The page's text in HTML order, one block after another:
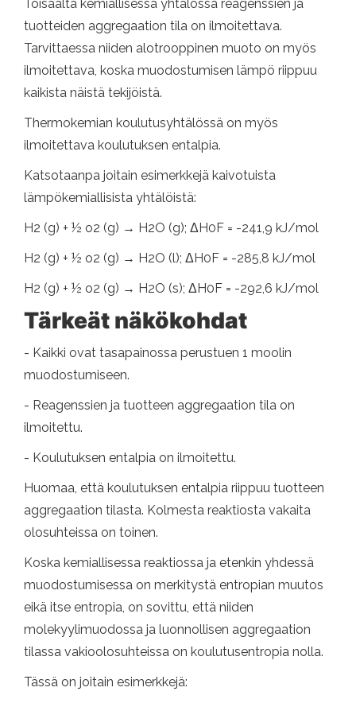
Toisaalta kemiallisessa yhtälössä reagenssien ja
tuotteiden aggregaation tila on ilmoitettava.
Tarvittaessa niiden alotrooppinen muoto on myös
ilmoitettava, koska muodostumisen lämpö riippuu
kaikista näistä tekijöistä.
Thermokemian koulutusyhtälössä on myös
ilmoitettava koulutuksen entalpia.
Katsotaanpa joitain esimerkkejä kaivotuista
lämpökemiallisista yhtälöistä:
H2 (g) + ½ o2 (g) → H2O (g); ΔH0F = -241,9 kJ/mol
H2 (g) + ½ o2 (g) → H2O (l); ΔH0F = -285,8 kJ/mol
H2 (g) + ½ o2 (g) → H2O (s); ΔH0F = -292,6 kJ/mol
Tärkeät näkökohdat
- Kaikki ovat tasapainossa perustuen 1 moolin
muodostumiseen.
- Reagenssien ja tuotteen aggregaation tila on
ilmoitettu.
- Koulutuksen entalpia on ilmoitettu.
Huomaa, että koulutuksen entalpia riippuu tuotteen
aggregaation tilasta. Kolmesta reaktiosta vakaita
olosuhteissa on toinen.
Koska kemiallisessa reaktiossa ja etenkin yhdessä
muodostumisessa on merkitystä entropian muutos
eikä itse entropia, on sovittu, että niiden
molekyylimuodossa ja luonnollisen aggregaation
tilassa vakioolosuhteissa on koulutusentropia nolla.
Tässä on joitain esimerkkejä: